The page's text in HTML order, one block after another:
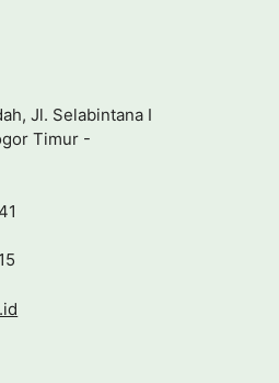
Jl. Selabintana I
Timur -